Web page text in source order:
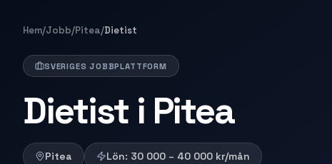
Hem/Jobb/Pitea/Dietist
SVERIGES JOBBPLATTFORM
Dietist i Pitea
Pitea Lön: 30 000 – 40 000 kr/mån